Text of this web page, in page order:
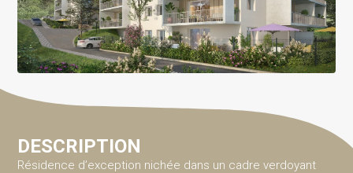
DESCRIPTION
Résidence d’exception nichée dans un cadre verdoyant